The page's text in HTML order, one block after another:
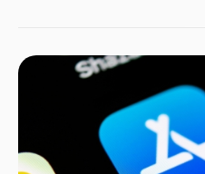
이노베이션의 테슬라 비중은 10.1%
급락장에서 아크 이노베이션 ETF는
10%의 손실을 보고 있는데요. 테슬라
유아이패스, 질로우, 드래프트킹 등
주가 꼭짓점? 캐시우드의 테슬라 주
때문입니다. 그동안 테슬라는 기업가
받아왔는데요. 그럼에도 불구하고 테